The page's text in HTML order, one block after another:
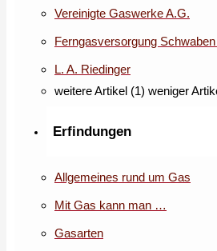
Vereinigte Gaswerke A.G.
Ferngasversorgung
L. A. Riedinger
weitere Artikel (1) weniger
Erfindungen
Allgemeines rund um Gas
Mit Gas kann man …
Gasarten